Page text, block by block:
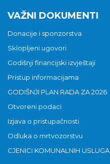
VAŽNI DOKUMENTI
Donacije i sponzorstva
Sklopljeni ugovori
Godišnji financijski izvještaji
Pristup informacijama
GODIŠNJI PLAN RADA ZA 2026
Otvoreni podaci
Izjava o pristupačnosti
Odluka o mrtvozorstvu
CJENICI KOMUNALNIH USLUGA